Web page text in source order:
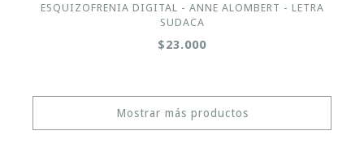
ESQUIZOFRENIA DIGITAL - ANNE ALOMBERT - LETRA
SUDACA
$23.000
Mostrar más productos